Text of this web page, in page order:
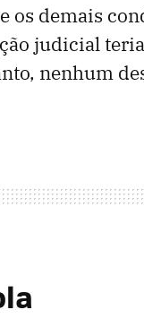
os demais
judicial
nenhum